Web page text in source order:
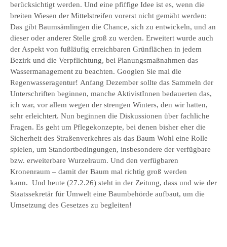
berücksichtigt werden. Und eine pfiffige Idee ist es, wenn die
breiten Wiesen der Mittelstreifen vorerst nicht gemäht werden:
Das gibt Baumsämlingen die Chance, sich zu entwickeln, und an
dieser oder anderer Stelle groß zu werden. Erweitert wurde auch
der Aspekt von fußläufig erreichbaren Grünflächen in jedem
Bezirk und die Verpflichtung, bei Planungsmaßnahmen das
Wassermanagement zu beachten. Googlen Sie mal die
Regenwasseragentur! Anfang Dezember sollte das Sammeln der
Unterschriften beginnen, manche AktivistInnen bedauerten das,
ich war, vor allem wegen der strengen Winters, den wir hatten,
sehr erleichtert. Nun beginnen die Diskussionen über fachliche
Fragen. Es geht um Pflegekonzepte, bei denen bisher eher die
Sicherheit des Straßenverkehres als das Baum Wohl eine Rolle
spielen, um Standortbedingungen, insbesondere der verfügbare
bzw. erweiterbare Wurzelraum. Und den verfügbaren
Kronenraum – damit der Baum mal richtig groß werden
kann. Und heute (27.2.26) steht in der Zeitung, dass und wie der
Staatssekretär für Umwelt eine Baumbehörde aufbaut, um die
Umsetzung des Gesetzes zu begleiten!